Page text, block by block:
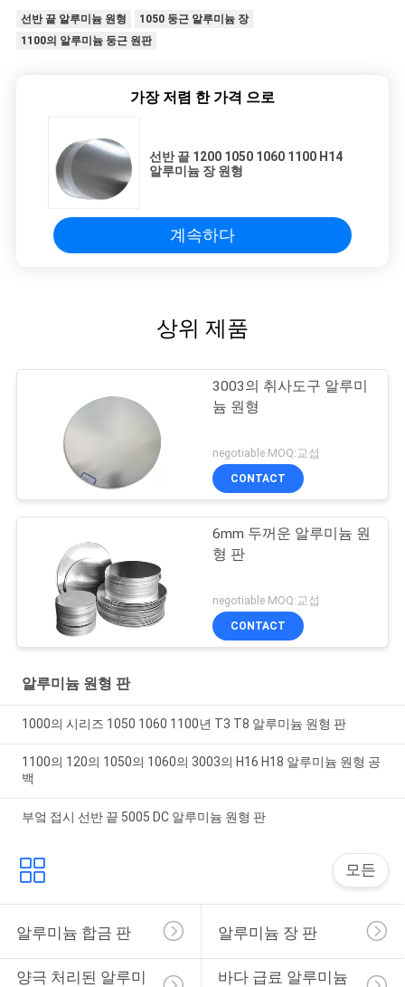
선반 끝 알루미늄 원형
1050 둥근 알루미늄 장
1100의 알루미늄 둥근 원판
가장 저렴 한 가격 으로
선반 끝 1200 1050 1060 1100 H14
알루미늄 장 원형
계속하다
상위 제품
3003의 취사도구 알루미
늄 원형
negotiable MOQ:교섭
CONTACT
6mm 두꺼운 알루미늄 원
형 판
negotiable MOQ:교섭
CONTACT
알루미늄 원형 판
1000의 시리즈 1050 1060 1100년 T3 T8 알루미늄 원형 판
1100의 120의 1050의 1060의 3003의 H16 H18 알루미늄 원형 공
백
부엌 접시 선반 끝 5005 DC 알루미늄 원형 판
모든
알루미늄 합금 판 알루미늄 장 판
양극 처리된 알루미
바다 급료 알루미늄